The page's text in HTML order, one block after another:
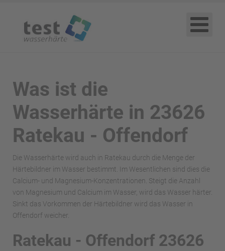
Was ist die
Wasserhärte in 23626
Ratekau - Offendorf
Die Wasserhärte wird auch in Ratekau durch die Menge der
Härtebildner im Wasser bestimmt. Im Wesentlichen sind dies die
Calcium- und Magnesium-Konzentrationen. Steigt die Anzahl
von Magnesium und Calcium im Wasser, wird das Wasser härter.
Sinkt das Vorkommen der Härtebildner wird das Wasser in
Offendorf weicher.
Ratekau - Offendorf 23626